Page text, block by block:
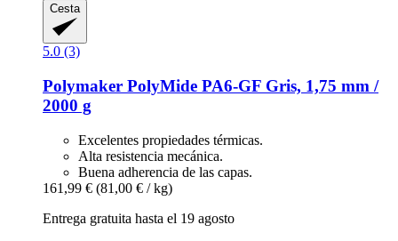
Cesta
5.0 (3)
Polymaker PolyMide PA6-​GF Gris, 1,75 mm /
2000 g
Excelentes propiedades térmicas.
Alta resistencia mecánica.
Buena adherencia de las capas.
161,99 € (81,00 € / kg)
Entrega gratuita hasta el 19 agosto